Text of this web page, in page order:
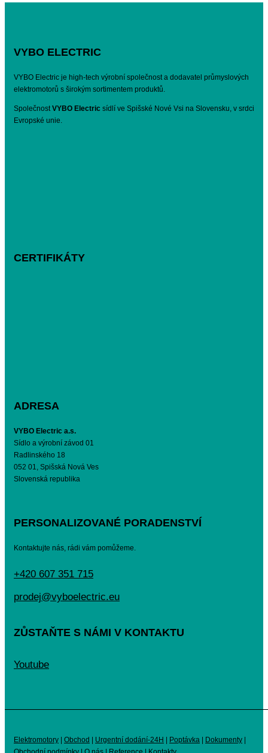
VYBO ELECTRIC
VYBO Electric je high-tech výrobní společnost a dodavatel průmyslových
elektromotorů s širokým sortimentem produktů.
SpolečnostVYBO Electric sídlí ve Spišské Nové Vsi na Slovensku, v srdci
Evropské unie.
CERTIFIKÁTY
ADRESA
VYBO Electric a.s.
Sídlo a výrobní závod 01
Radlinského 18
052 01, Spišská Nová Ves
Slovenská republika
PERSONALIZOVANÉ PORADENSTVÍ
Kontaktujte nás, rádi vám pomůžeme.
+420 607 351 715
prodej@vyboelectric.eu
ZŮSTAŇTE S NÁMI V KONTAKTU
Youtube
Elektromotory Obchod Urgentní dodání-24H Poptávka Dokumenty